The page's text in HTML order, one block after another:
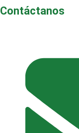
Contáctanos